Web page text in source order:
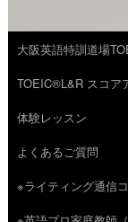
コ
ン
テ
ン
ツ
へ
大阪英語特訓道場
TOEIC®L&R スコア
体験レッスン
よくあるご質問
※ライティング通信